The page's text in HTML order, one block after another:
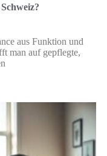
aus Funktion und
man auf gepflegte,